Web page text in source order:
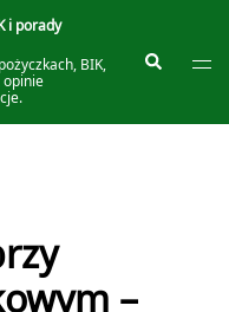
i porady
BIK,
opinie
Szukaj
–